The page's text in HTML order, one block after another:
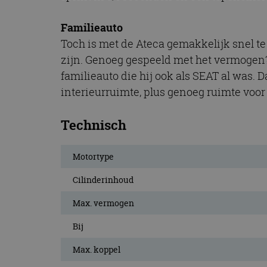
Familieauto
Toch is met de Ateca gemakkelijk snel
zijn. Genoeg gespeeld met het
familieauto die hij ook als SEAT al was.
interieurruimte, plus genoeg ruimte
Technisch
Motortype
Cilinderinhoud
Max. vermogen
Bij
Max. koppel
Naam
_ga
Naam
Naam
omx_consent